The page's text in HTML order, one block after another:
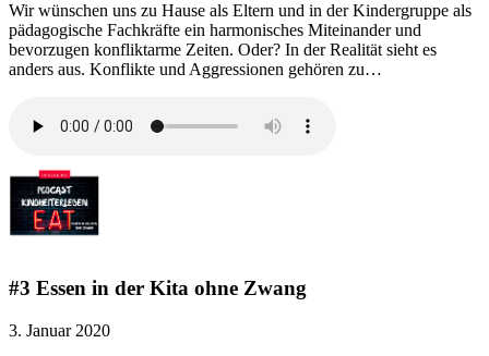
Wir wünschen uns zu Hause als Eltern und in der Kindergruppe als
pädagogische Fachkräfte ein harmonisches Miteinander und
bevorzugen konfliktarme Zeiten. Oder? In der Realität sieht es
anders aus. Konflikte und Aggressionen gehören zu…
#3 Essen in der Kita ohne Zwang
3. Januar 2020